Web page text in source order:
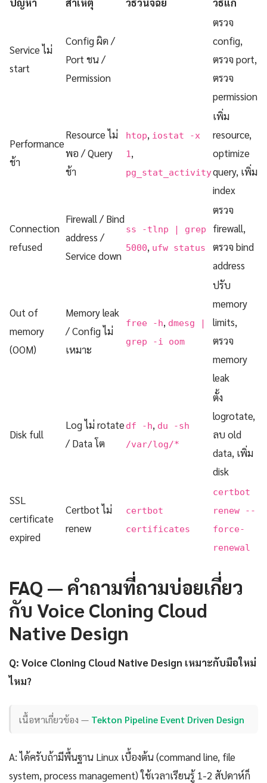
Service ไม่
start
Config ผิด /
Port ชน /
Permission
ตรวจ
config,
ตรวจ port,
ตรวจ
permission
Performance
ช้า
Resource ไม่
พอ / Query
ช้า
htop, iostat -x
1 ,
pg_stat_activity
เพิ่ม
resource,
optimize
query, เพิ่ม
index
Connection
refused
Firewall / Bind
address /
Service down
ss -tlnp | grep
5000, ufw status
ตรวจ
firewall,
ตรวจ bind
address
Out of
memory
(OOM)
Memory leak
/ Config ไม่
เหมาะ
free -h, dmesg |
grep -i oom
ปรับ
memory
limits,
ตรวจ
memory
leak
Disk full
Log ไม่ rotate
/ Data โต
df -h, du -sh
/var/log/*
ตั้ง
logrotate,
ลบ old
data, เพิ่ม
disk
SSL
certificate
expired
Certbot ไม่
renew
certbot
certificates
certbot
renew --
force-
renewal
FAQ — คำถามที่ถามบ่อยเกี่ยว
กับ Voice Cloning Cloud
Native Design
Q: Voice Cloning Cloud Native Design เหมาะกับมือใหม่
ไหม?
เนื้อหาเกี่ยวข้อง — Tekton Pipeline Event Driven Design
A: ได้ครับถ้ามีพื้นฐาน Linux เบื้องต้น (command line, file
system, process management) ใช้เวลาเรียนรู้ 1-2 สัปดาห์ก็